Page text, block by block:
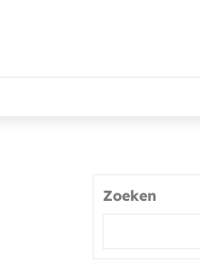
Zoeken